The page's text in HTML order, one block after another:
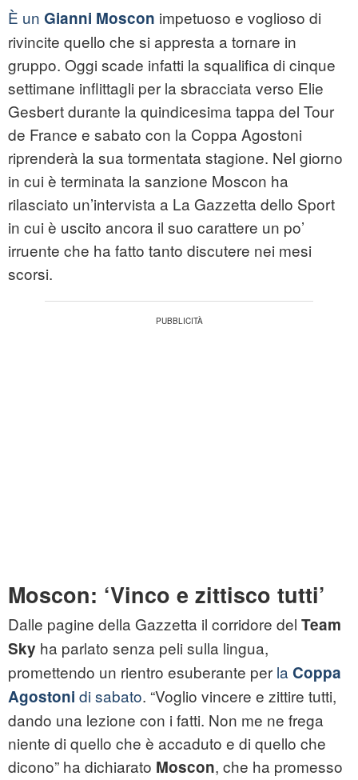
È un Gianni Moscon impetuoso e voglioso di
rivincite quello che si appresta a tornare in
gruppo. Oggi scade infatti la squalifica di cinque
settimane inflittagli per la sbracciata verso Elie
Gesbert durante la quindicesima tappa del Tour
de France e sabato con la Coppa Agostoni
riprenderà la sua tormentata stagione. Nel giorno
in cui è terminata la sanzione Moscon ha
rilasciato un’intervista a La Gazzetta dello Sport
in cui è uscito ancora il suo carattere un po’
irruente che ha fatto tanto discutere nei mesi
scorsi.
Moscon: ‘Vinco e zittisco tutti’
Dalle pagine della Gazzetta il corridore del Team
Sky ha parlato senza peli sulla lingua,
promettendo un rientro esuberante per la Coppa
Agostoni di sabato. “Voglio vincere e zittire tutti,
dando una lezione con i fatti. Non me ne frega
niente di quello che è accaduto e di quello che
dicono” ha dichiarato Moscon, che ha promesso